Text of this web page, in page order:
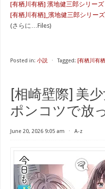
[有栖川有栖] 濱地健三郎シリーズ
[有栖川有栖]_濱地健三郎シリー
(さらに…Files)
Posted in: 小説 ⋅ Tagged: [有栖川有
[相崎壁際] 美
ポンコツで放
June 20, 2026 9:05 am ⋅ A-z